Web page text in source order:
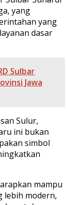
yang
yang
dasar
Sulbar
Jawa
Sulur,
ini bukan
simbol
mampu
lebih modern,